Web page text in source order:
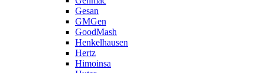
Gesan
GMGen
GoodMash
Henkelhausen
Hertz
Himoinsa